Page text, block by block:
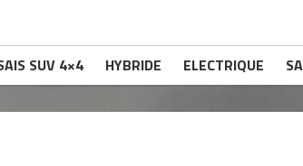
SUV 4×4 HYBRIDE ELECTRIQUE